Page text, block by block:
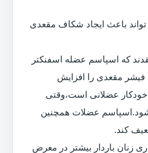
باعث ایجاد شکاف مقعدی
که اسپاسم عضله اسفنکتر
مقعدی را افزایش
عضلانی است،وقتی
عضلات همچنین
کند.
زنان باردار بیشتر در معرض